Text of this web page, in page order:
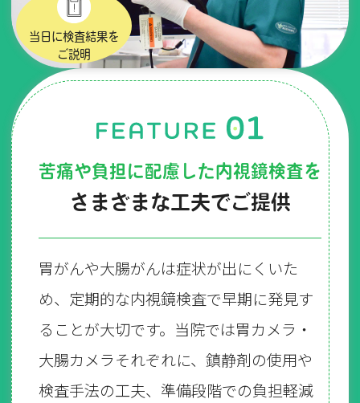
当日に検査結果を
ご説明
苦痛や負担に配慮した内視鏡検査を
さまざまな工夫でご提供
胃がんや大腸がんは症状が出にくいた
め、定期的な内視鏡検査で早期に発見す
ることが大切です。当院では胃カメラ・
大腸カメラそれぞれに、鎮静剤の使用や
検査手法の工夫、準備段階での負担軽減